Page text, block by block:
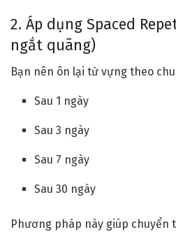
2. Áp dụng Spaced
ngắt quãng)
Bạn nên ôn lại từ vựng theo
Sau 1 ngày
Sau 3 ngày
Sau 7 ngày
Sau 30 ngày
Phương pháp này giúp